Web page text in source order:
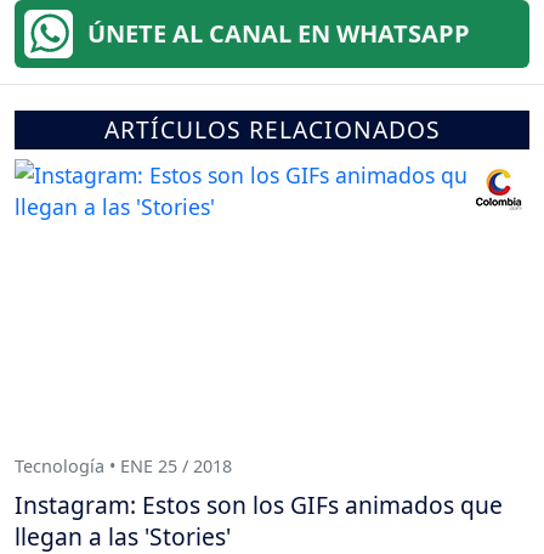
ÚNETE AL CANAL EN WHATSAPP
ARTÍCULOS RELACIONADOS
Tecnología • ENE 25 / 2018
Instagram: Estos son los GIFs animados que
llegan a las 'Stories'